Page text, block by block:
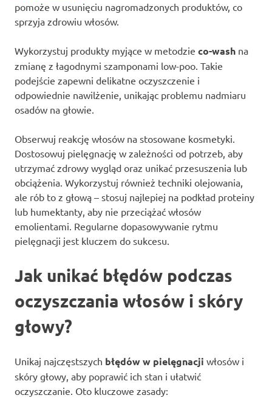
pomoże w usunięciu nagromadzonych produktów, co
sprzyja zdrowiu włosów.
Wykorzystuj produkty myjące w metodzie co-wash na
zmianę z łagodnymi szamponami low-poo. Takie
podejście zapewni delikatne oczyszczenie i
odpowiednie nawilżenie, unikając problemu nadmiaru
osadów na głowie.
Obserwuj reakcję włosów na stosowane kosmetyki.
Dostosowuj pielęgnację w zależności od potrzeb, aby
utrzymać zdrowy wygląd oraz unikać przesuszenia lub
obciążenia. Wykorzystuj również techniki olejowania,
ale rób to z głową – stosuj najlepiej na podkład proteiny
lub humektanty, aby nie przeciążać włosów
emolientami. Regularne dopasowywanie rytmu
pielęgnacji jest kluczem do sukcesu.
Jak unikać błędów podczas
oczyszczania włosów i skóry
głowy?
Unikaj najczęstszych błędów w pielęgnacji włosów i
skóry głowy, aby poprawić ich stan i ułatwić
oczyszczanie. Oto kluczowe zasady: